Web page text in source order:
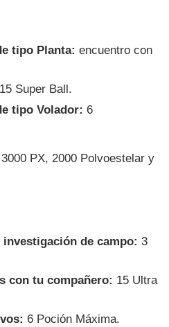
tipo Planta: encuentro con
15 Super Ball.
tipo Volador: 6
PX, 2000 Polvoestelar y
de campo: 3
con tu compañero: 15 Ultra
6 Poción Máxima.